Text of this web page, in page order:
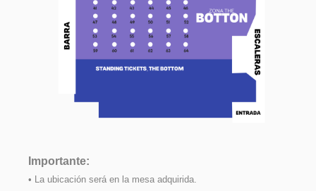
Importante:
• La ubicación será en la mesa adquirida.